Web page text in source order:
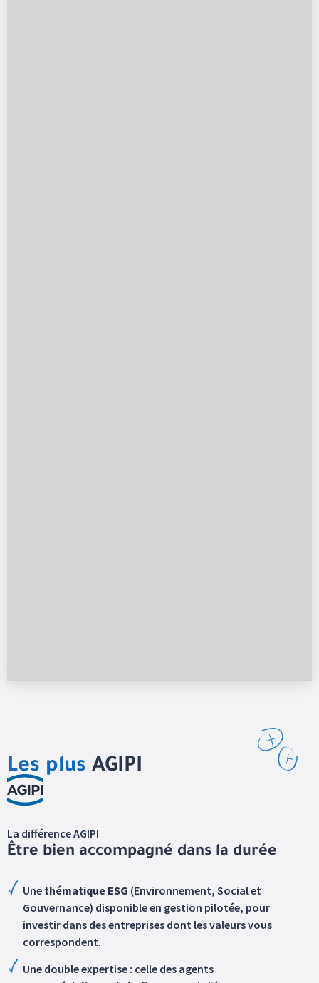
Les plus AGIPI
La différence AGIPI
Être bien accompagné dans la durée
Une thématique ESG (Environnement, Social et
Gouvernance) disponible en gestion pilotée, pour
investir dans des entreprises dont les valeurs vous
correspondent.
Une double expertise : celle des agents